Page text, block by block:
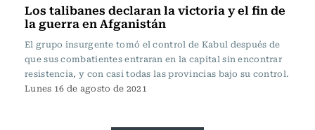
Los talibanes declaran la victoria y el fin de
la guerra en Afganistán
El grupo insurgente tomó el control de Kabul después de
que sus combatientes entraran en la capital sin encontrar
resistencia, y con casi todas las provincias bajo su control.
Lunes 16 de agosto de 2021